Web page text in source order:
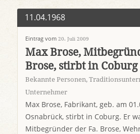
11.04.1968
Eintrag vom 20. Juli 2009
Max Brose,
Brose, stirbt in Coburg
Bekannte Personen,
Unternehmer
Max Brose, Fabrikant, geb. am
Osnabrück, stirbt in Coburg. Er
Mitbegründer der Fa. Brose,